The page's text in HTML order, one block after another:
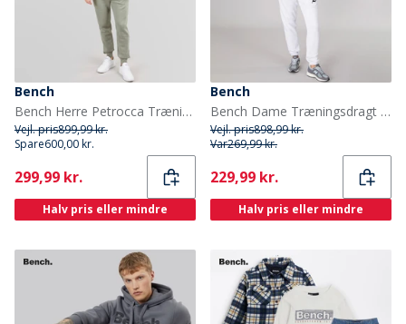
Bench
Bench Herre Petrocca Træningsdragt Salvie
Vejl. pris899,99 kr.
Spare600,00 kr.
Current
299,99 kr.
Halv pris eller mindre
Bench
Bench Dame Træningsdragt Grå Melange
Vejl. pris898,99 kr.
Var269,99 kr.
Current
229,99 kr.
Halv pris eller mindre